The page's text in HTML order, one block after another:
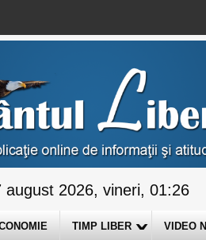
august 2026, vineri, 01:26
TIMP LIBER VIDEO